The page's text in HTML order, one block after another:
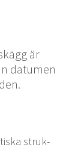
SÖK
struk­